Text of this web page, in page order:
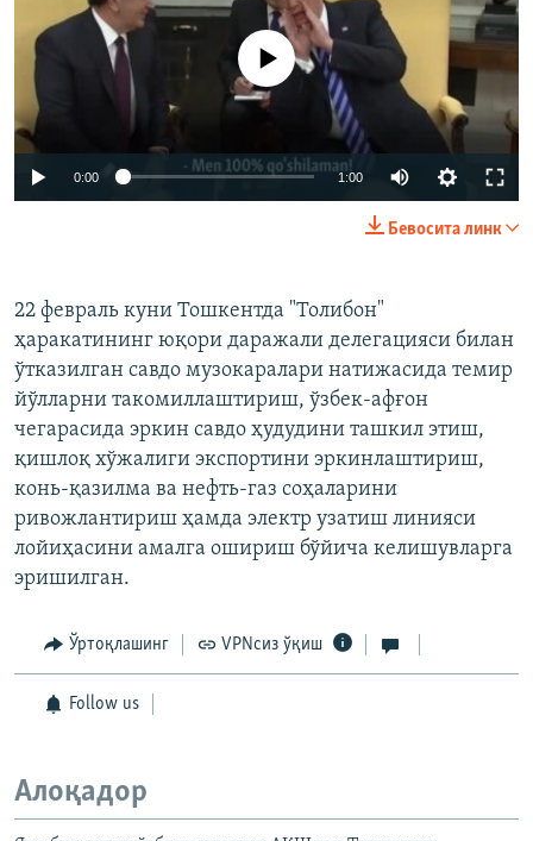
Айни дамда медиа-манба мавжуд эмас
0:00 1:00
Бевосита линк
22 февраль куни Тошкентда "Толибон"
ҳаракатининг юқори даражали делегацияси билан
ўтказилган савдо музокаралари натижасида темир
йўлларни такомиллаштириш, ўзбек-афғон
чегарасида эркин савдо ҳудудини ташкил этиш,
қишлоқ хўжалиги экспортини эркинлаштириш,
конь-қазилма ва нефть-газ соҳаларини
ривожлантириш ҳамда электр узатиш линияси
лойиҳасини амалга ошириш бўйича келишувларга
эришилган.
Ўртоқлашинг VPNсиз ўқиш
Follow us
Алоқадор